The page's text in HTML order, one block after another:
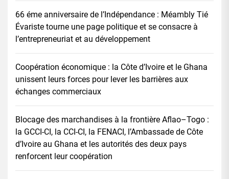
66 éme anniversaire de l’Indépendance : Méambly Tié
Évariste tourne une page politique et se consacre à
l’entrepreneuriat et au développement
Coopération économique : la Côte d’Ivoire et le Ghana
unissent leurs forces pour lever les barrières aux
échanges commerciaux
Blocage des marchandises à la frontière Aflao–Togo :
la GCCI-CI, la CCI-CI, la FENACI, l’Ambassade de Côte
d’Ivoire au Ghana et les autorités des deux pays
renforcent leur coopération